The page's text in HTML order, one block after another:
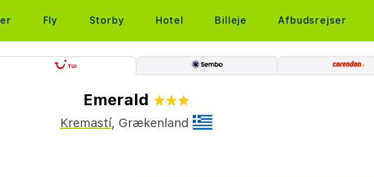
Fly Storby Hotel Billeje Afbudsrejser
Emerald
Kremastí, Grækenland